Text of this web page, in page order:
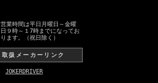
営業時間は平日月曜日～金曜
日９時～１7時までになってお
ります。（祝日除く）
取扱メーカーリンク
JOKERDRIVER